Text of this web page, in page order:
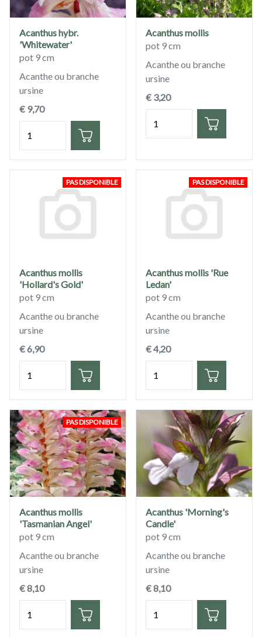
Acanthus hybr.
'Whitewater'
pot 9 cm
Acanthe ou branche
ursine
€ 9,70
Acanthus mollis
pot 9 cm
Acanthe ou branche
ursine
€ 3,20
Acanthus mollis
'Hollard's Gold'
pot 9 cm
Acanthe ou branche
ursine
€ 6,90
PAS DISPONIBLE
Acanthus mollis 'Rue
Ledan'
pot 9 cm
Acanthe ou branche
ursine
€ 4,20
PAS DISPONIBLE
Acanthus mollis
'Tasmanian Angel'
pot 9 cm
Acanthe ou branche
ursine
€ 8,10
PAS DISPONIBLE
Acanthus 'Morning's
Candle'
pot 9 cm
Acanthe ou branche
ursine
€ 8,10